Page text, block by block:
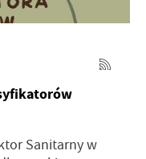
Sanitarny w